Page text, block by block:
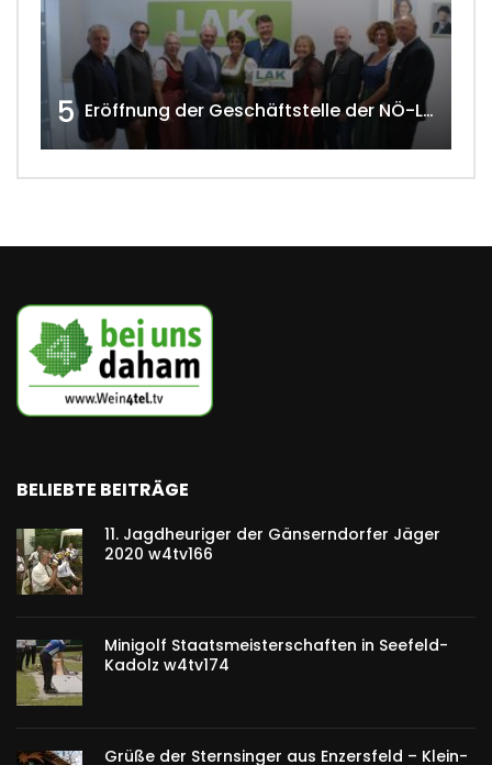
5 Eröffnung der Geschäftstelle der NÖ-Landarbeiterkammer in Mistelbach w4tv174
BELIEBTE BEITRÄGE
11. Jagdheuriger der Gänserndorfer Jäger
2020 w4tv166
Minigolf Staatsmeisterschaften in Seefeld-
Kadolz w4tv174
Grüße der Sternsinger aus Enzersfeld – Klein-